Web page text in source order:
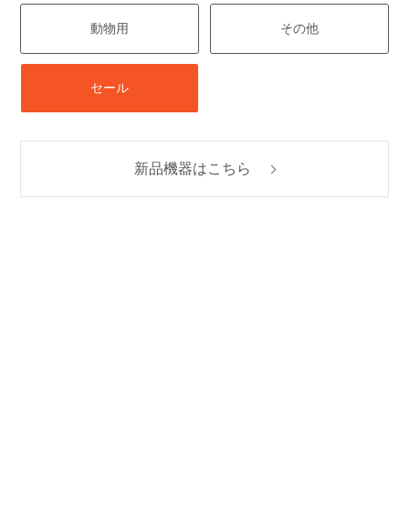
動物用 その他
セール
新品機器はこちら